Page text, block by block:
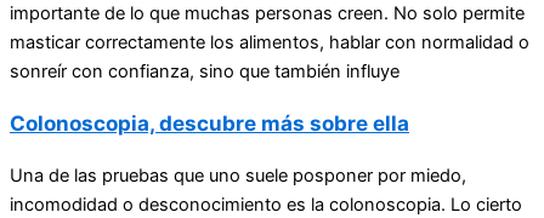
importante de lo que muchas personas creen. No solo permite
masticar correctamente los alimentos, hablar con normalidad o
sonreír con confianza, sino que también influye
Colonoscopia, descubre más sobre ella
Una de las pruebas que uno suele posponer por miedo,
incomodidad o desconocimiento es la colonoscopia. Lo cierto